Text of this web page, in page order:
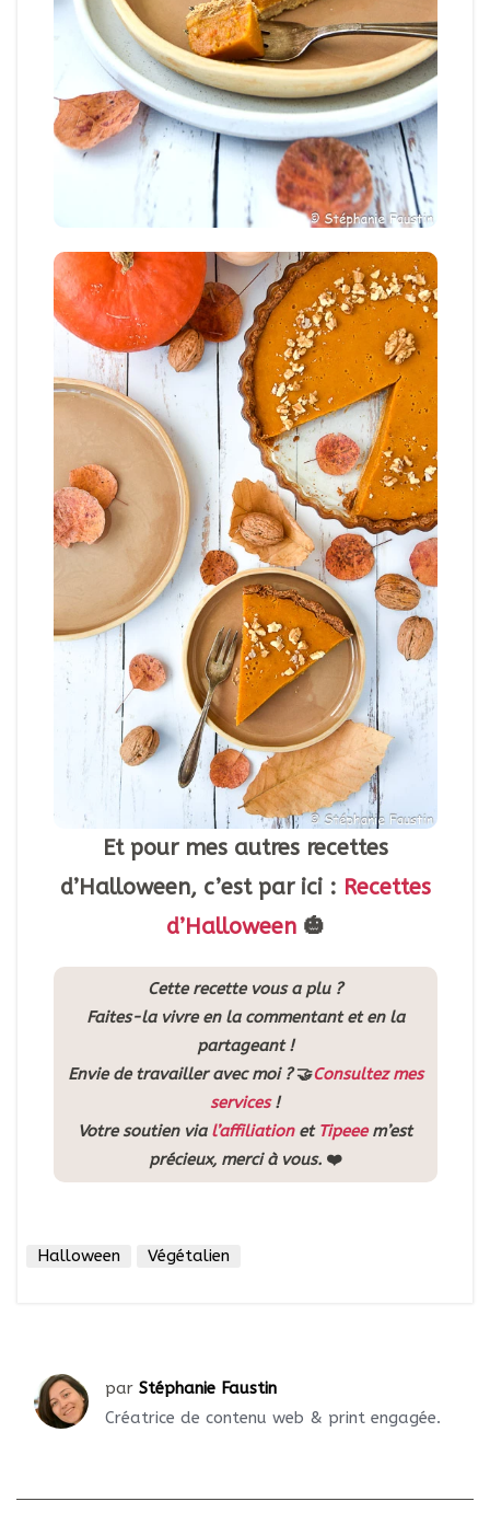
Et pour mes autres recettes
d’Halloween, c’est par ici : Recettes
d’Halloween🎃
Cette recette vous a plu ?
Faites-la vivre en la commentant et en la
partageant !
Envie de travailler avec moi ?🤝Consultez mes
services!
Votre soutien via l’affiliationet Tipeeem’est
précieux, merci à vous. ❤️
Halloween Végétalien
par Stéphanie Faustin
Créatrice de contenu web & print engagée.